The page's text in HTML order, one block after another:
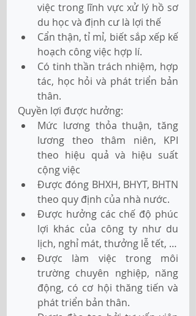
việc trong lĩnh vực xử lý hồ sơ
du học và định cư là lợi thế
Cẩn thận, tỉ mỉ, biết sắp xếp kế
hoạch công việc hợp lí.
Có tinh thần trách nhiệm, hợp
tác, học hỏi và phát triển bản
thân.
Quyền lợi được hưởng:
Mức lương thỏa thuận, tăng
lương theo thâm niên, KPI
theo hiệu quả và hiệu suất
cộng việc
Được đóng BHXH, BHYT, BHTN
theo quy định của nhà nước.
Được hưởng các chế độ phúc
lợi khác của công ty như du
lịch, nghỉ mát, thưởng lễ tết, …
Được làm việc trong môi
trường chuyên nghiệp, năng
động, có cơ hội thăng tiến và
phát triển bản thân.